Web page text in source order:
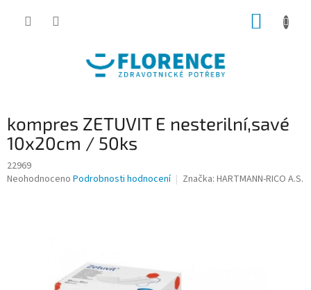
kompres ZETUVIT E nesterilní,savé
10x20cm / 50ks
22969
Průměrné
Neohodnoceno Podrobnosti hodnocení Značka: HARTMANN-RICO A.S.